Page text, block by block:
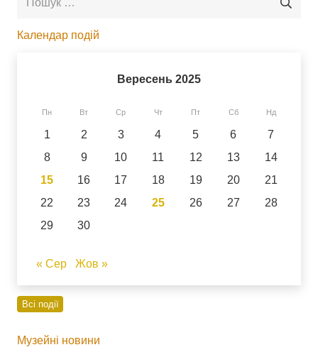
Календар подій
Вересень 2025
Пн Вт Ср Чт Пт Сб Нд
1 2 3 4 5 6
7
8
9 10 11 12 13
14
15
16 17 18 19 20
21
22
23 24 25 26 27
28
29
30
« Сер Жов »
Всі події
Музейні новини